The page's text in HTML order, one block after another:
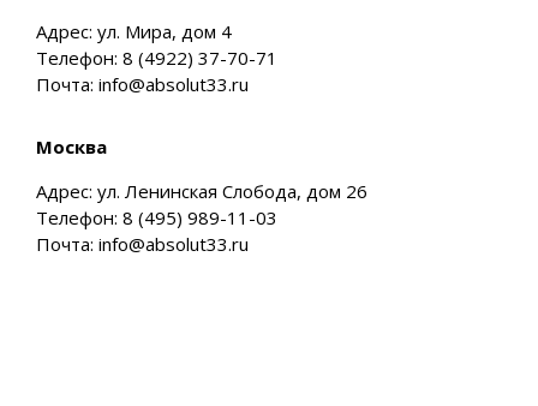
Адрес: ул. Мира, дом 4
Телефон: 8 (4922) 37-70-71
Почта: info@absolut33.ru
Москва
Адрес: ул. Ленинская Слобода, дом 26
Телефон: 8 (495) 989-11-03
Почта: info@absolut33.ru